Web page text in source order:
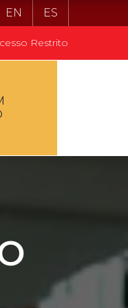
EN ES
Restrito